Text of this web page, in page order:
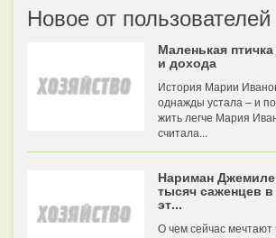
Новое от пользователей
Маленькая
и дохода
История Марии
однажды устала – и
жить легче Мария
считала...
Нариман
тысяч саженцев
эт...
О чем сейчас мечтают